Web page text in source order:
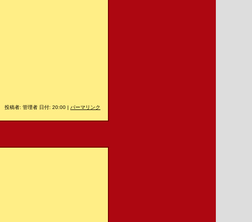
投稿者: 管理者 日付: 20:00 | パーマリンク